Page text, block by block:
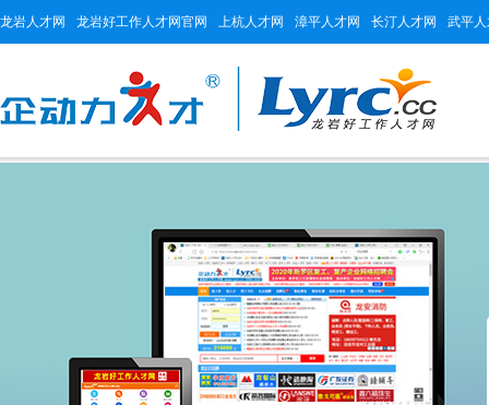
龙岩人才网 龙岩好工作人才网官网 上杭人才网 漳平人才网 长汀人才网 武平